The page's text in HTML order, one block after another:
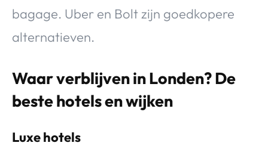
bagage. Uber en Bolt zijn goedkopere
alternatieven.
Waar verblijven in Londen? De
beste hotels en wijken
Luxe hotels